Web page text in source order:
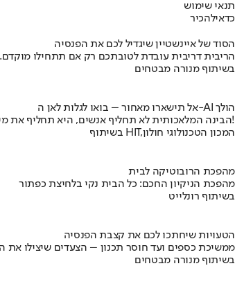
תנאי שימוש
כדאילהכיר
הסוד של איינשטיין שיגדיל לכם את הפנסיה
הריבית דריבית עובדת לטובתכם רק אם תתחילו
בשיתוף מנורה מבטחים
אל תישארו מאחור – בואו לגלות לאן ה-AI הולך
הבינה המלאכותית לא תחליף אנשים, היא תחליף את מי שלא משתמש בה!
בשיתוף HIT,המכון הטכנולוגי חולון
מהפכת הרובוטיקה לבית
מהפכת הניקיון החכם: כל הבית נקי בלחיצת כפתור
בשיתוף רונלייט
הטעויות שיחתכו לכם את קצבת הפנסיה
ממשיכת כספים ועד חוסר תכנון – הצעדים שיצילו את
בשיתוף מנורה מבטחים